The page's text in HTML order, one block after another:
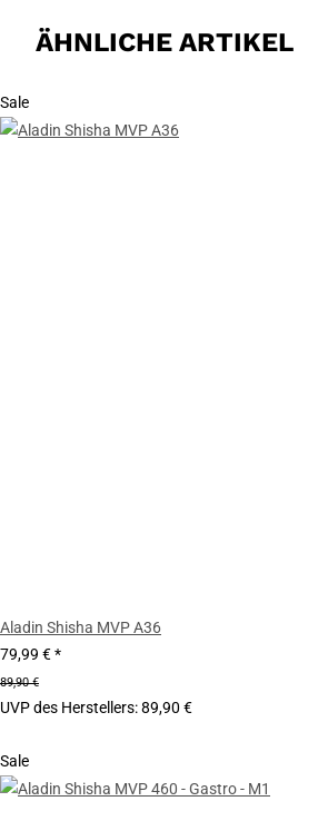
ÄHNLICHE ARTIKEL
Sale
Aladin Shisha MVP A36
79,99 €*
89,90 €
UVP des Herstellers:89,90 €
Sale